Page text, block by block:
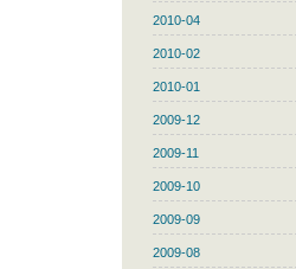
2010-04
2010-02
2010-01
2009-12
2009-11
2009-10
2009-09
2009-08